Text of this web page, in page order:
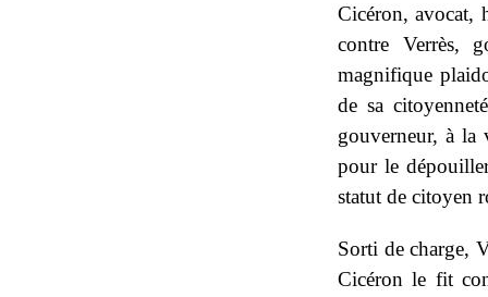
Cicéron, avocat,
contre Verrès,
magnifique
de sa
gouverneur, à
pour le
statut de citoyen
Sorti de charge,
Cicéron le fit